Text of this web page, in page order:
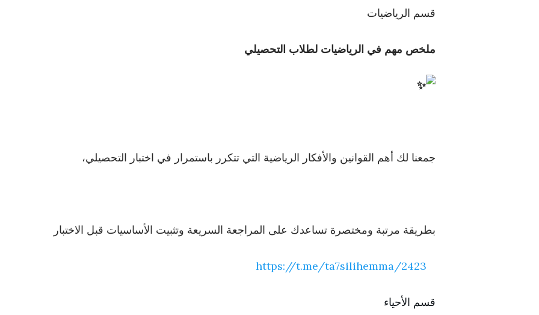
قسم الرياضيات
ملخص مهم في الرياضيات لطلاب التحصيلي
جمعنا لك أهم القوانين والأفكار الرياضية التي تتكرر باستمرار في اختبار التحصيلي،
بطريقة مرتبة ومختصرة تساعدك على المراجعة السريعة وتثبيت الأساسيات قبل الاختبار
https://t.me/ta7silihemma/2423
قسم الأحياء